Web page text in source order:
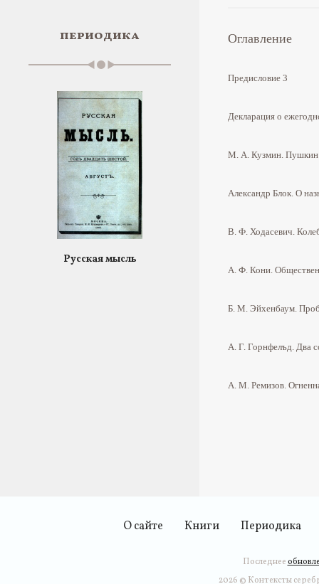
периодика
Русская мысль
Оглавление
Предисловие 3
Декларация о
М. А. Кузмин. Пушкин
Александр Блок. О
В. Ф. Ходасевич.
А. Ф. Кони.
Б. М. Эйхенбаум.
А. Г. Горнфелъд. Два
А. М. Ремизов.
О сайте Книги Периодика
Последнее
2026 © Контексты